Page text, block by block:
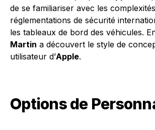
de se familiariser avec les
réglementations de sécurité
les tableaux de bord des véhicules.
Martin a découvert le style de
utilisateur d’Apple.
Options de